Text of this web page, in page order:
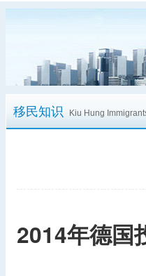
移民知识 Kiu Hung
2014年德国